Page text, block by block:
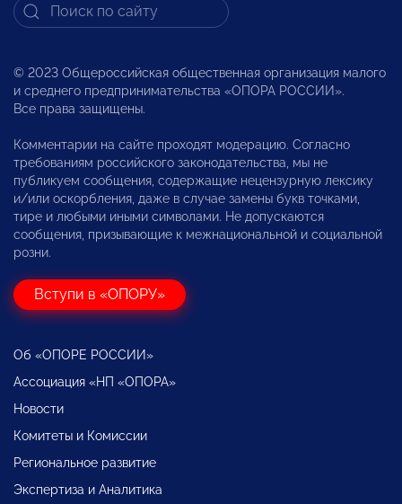
© 2023 Общероссийская общественная организация малого
и среднего предпринимательства «ОПОРА РОССИИ».
Все права защищены.
Комментарии на сайте проходят модерацию. Согласно
требованиям российского законодательства, мы не
публикуем сообщения, содержащие нецензурную лексику
и/или оскорбления, даже в случае замены букв точками,
тире и любыми иными символами. Не допускаются
сообщения, призывающие к межнациональной и социальной
розни.
Вступи в «ОПОРУ»
Об «ОПОРЕ РОССИИ»
Ассоциация «НП «ОПОРА»
Новости
Комитеты и Комиссии
Региональное развитие
Экспертиза и Аналитика